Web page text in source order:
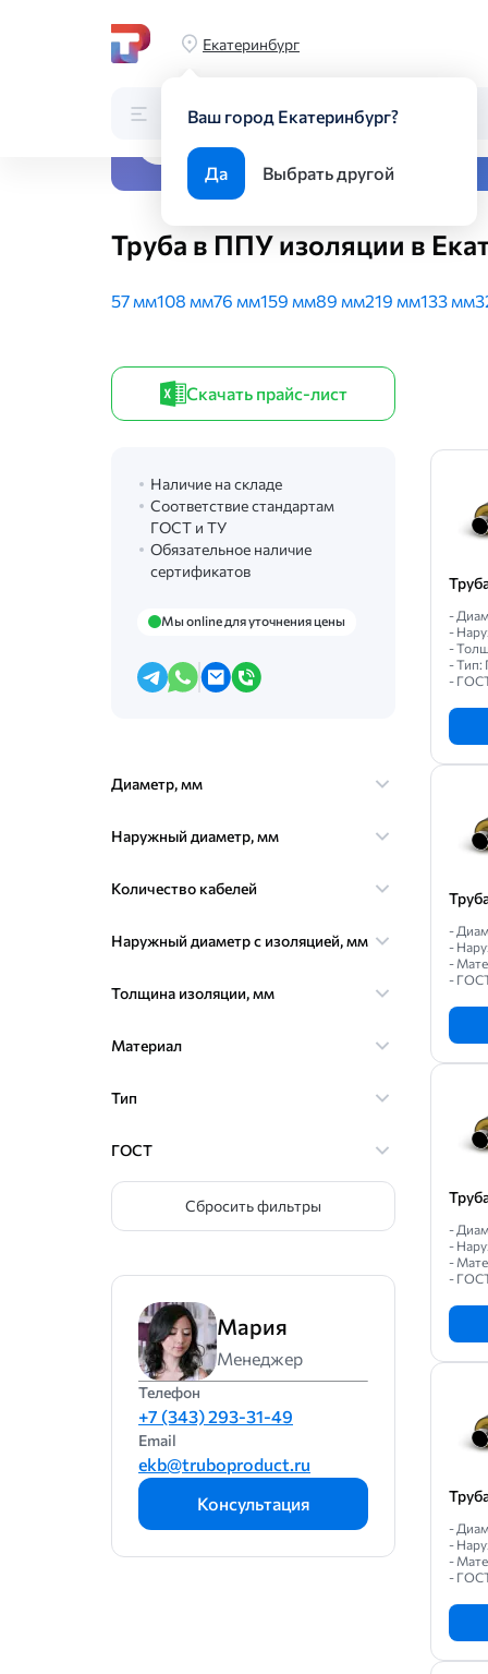
Екатеринбург
Ваш город Екатеринбург?
Да Выбрать другой
Каталог Поиск по каталогу
Главная Каталог Трубный прокат
Все виды
Труба в ППУ изоляции в
57 мм108 мм76 мм159 мм89 мм219 мм133 мм
Скачать прайс-лист
Наличие на складе
Соответствие стандартам
ГОСТ и ТУ
Обязательное наличие
сертификатов
Мы online для уточнения цены
Диаметр, мм
Наружный диаметр, мм
Количество кабелей
Наружный диаметр с изоляцией, мм
Толщина изоляции, мм
Материал
Тип
ГОСТ
Сбросить фильтры
Мария
Менеджер
Телефон
+7 (343) 293-31-49
Email
ekb@truboproduct.ru
Консультация
-
-
-
-
-
-
-
-
-
-
-
-
-
-
-
-
-